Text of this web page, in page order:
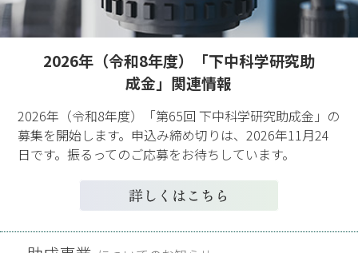
2026年（令和8年度）「下中科学研究助
成金」関連情報
2026年（令和8年度）「第65回 下中科学研究助成金」の
募集を開始します。申込み締め切りは、2026年11月24
日です。振るってのご応募をお待ちしています。